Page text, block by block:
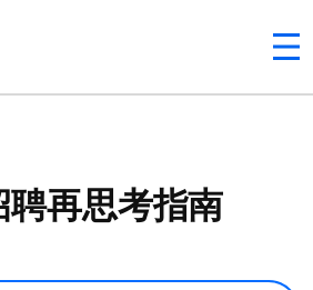
聘再思考指南